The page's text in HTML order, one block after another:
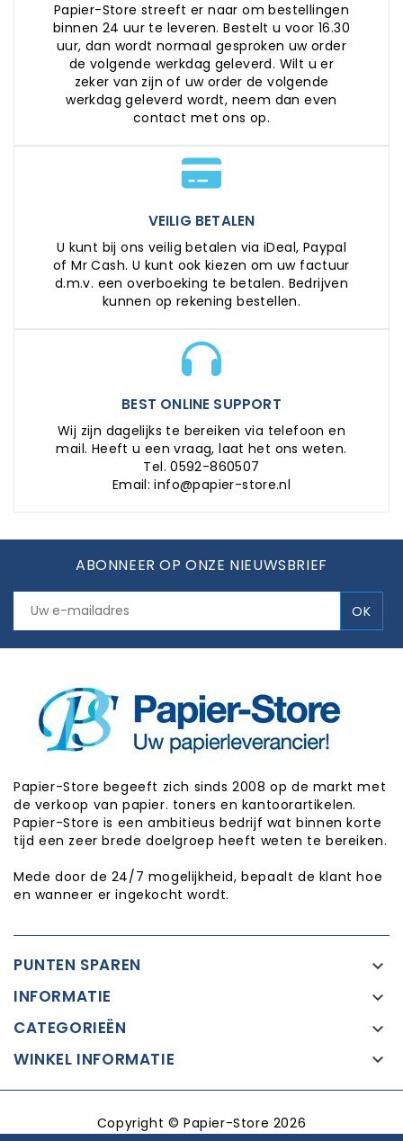
Papier-Store streeft er naar om bestellingen
binnen 24 uur te leveren. Bestelt u voor 16.30
uur, dan wordt normaal gesproken uw order
de volgende werkdag geleverd. Wilt u er
zeker van zijn of uw order de volgende
werkdag geleverd wordt, neem dan even
contact met ons op.
VEILIG BETALEN
U kunt bij ons veilig betalen via iDeal, Paypal
of Mr Cash. U kunt ook kiezen om uw factuur
d.m.v. een overboeking te betalen. Bedrijven
kunnen op rekening bestellen.
BEST ONLINE SUPPORT
Wij zijn dagelijks te bereiken via telefoon en
mail. Heeft u een vraag, laat het ons weten.
Tel. 0592-860507
Email: info@papier-store.nl
ABONNEER OP ONZE NIEUWSBRIEF
Papier-Store begeeft zich sinds 2008 op de markt met
de verkoop van papier. toners en kantoorartikelen.
Papier-Store is een ambitieus bedrijf wat binnen korte
tijd een zeer brede doelgroep heeft weten te bereiken.
Mede door de 24/7 mogelijkheid, bepaalt de klant hoe
en wanneer er ingekocht wordt.
PUNTEN SPAREN

INFORMATIE

CATEGORIEËN

WINKEL INFORMATIE

Copyright © Papier-Store 2026